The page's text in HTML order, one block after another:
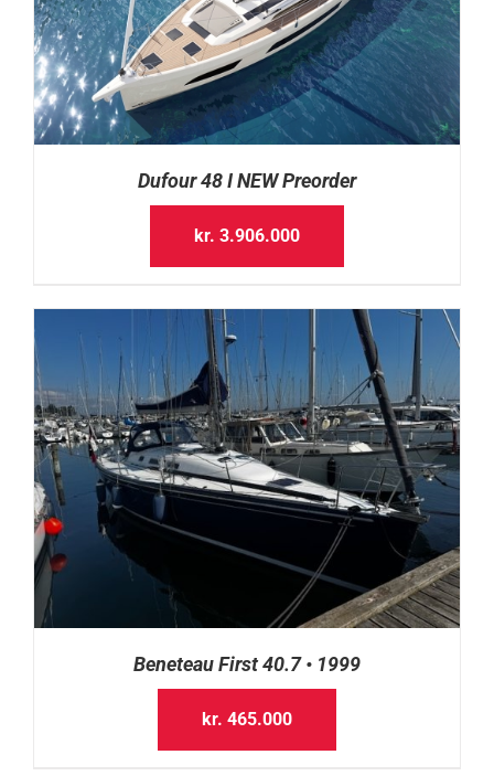
Dufour 48 I NEW Preorder
kr. 3.906.000
Beneteau First 40.7 • 1999
kr. 465.000